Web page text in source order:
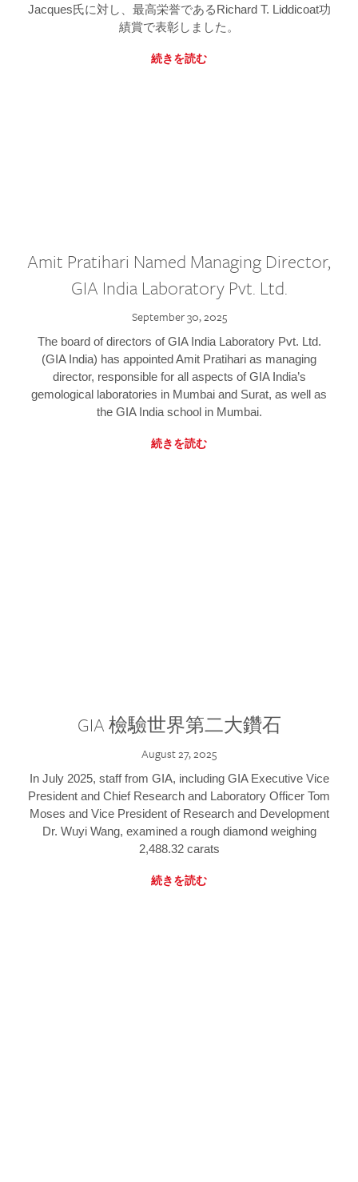
Jacques氏に対し、最高栄誉であるRichard T. Liddicoat功
績賞で表彰しました。
続きを読む
Amit Pratihari Named Managing Director,
GIA India Laboratory Pvt. Ltd.
September 30, 2025
The board of directors of GIA India Laboratory Pvt. Ltd.
(GIA India) has appointed Amit Pratihari as managing
director, responsible for all aspects of GIA India’s
gemological laboratories in Mumbai and Surat, as well as
the GIA India school in Mumbai.
続きを読む
GIA 檢驗世界第二大鑽石
August 27, 2025
In July 2025, staff from GIA, including GIA Executive Vice
President and Chief Research and Laboratory Officer Tom
Moses and Vice President of Research and Development
Dr. Wuyi Wang, examined a rough diamond weighing
2,488.32 carats
続きを読む